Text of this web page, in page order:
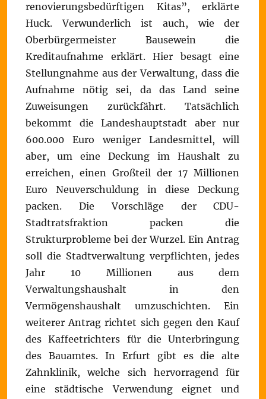
renovierungsbedürftigen Kitas”, erklärte
Huck. Verwunderlich ist auch, wie der
Oberbürgermeister Bausewein die
Kreditaufnahme erklärt. Hier besagt eine
Stellungnahme aus der Verwaltung, dass die
Aufnahme nötig sei, da das Land seine
Zuweisungen zurückfährt. Tatsächlich
bekommt die Landeshauptstadt aber nur
600.000 Euro weniger Landesmittel, will
aber, um eine Deckung im Haushalt zu
erreichen, einen Großteil der 17 Millionen
Euro Neuverschuldung in diese Deckung
packen. Die Vorschläge der CDU-
Stadtratsfraktion packen die
Strukturprobleme bei der Wurzel. Ein Antrag
soll die Stadtverwaltung verpflichten, jedes
Jahr 10 Millionen aus dem
Verwaltungshaushalt in den
Vermögenshaushalt umzuschichten. Ein
weiterer Antrag richtet sich gegen den Kauf
des Kaffeetrichters für die Unterbringung
des Bauamtes. In Erfurt gibt es die alte
Zahnklinik, welche sich hervorragend für
eine städtische Verwendung eignet und